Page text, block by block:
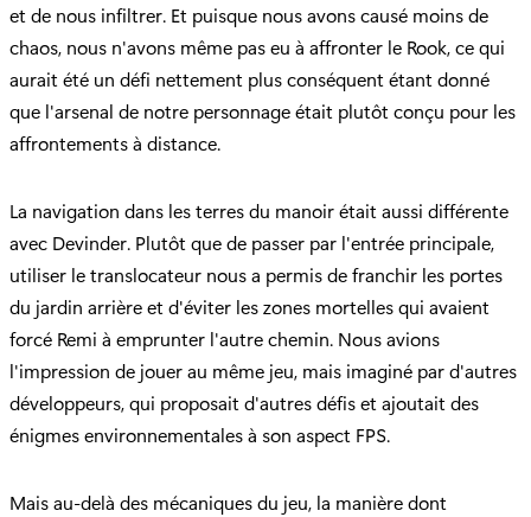
et de nous infiltrer. Et puisque nous avons causé moins de
chaos, nous n'avons même pas eu à affronter le Rook, ce qui
aurait été un défi nettement plus conséquent étant donné
que l'arsenal de notre personnage était plutôt conçu pour les
affrontements à distance.
La navigation dans les terres du manoir était aussi différente
avec Devinder. Plutôt que de passer par l'entrée principale,
utiliser le translocateur nous a permis de franchir les portes
du jardin arrière et d'éviter les zones mortelles qui avaient
forcé Remi à emprunter l'autre chemin. Nous avions
l'impression de jouer au même jeu, mais imaginé par d'autres
développeurs, qui proposait d'autres défis et ajoutait des
énigmes environnementales à son aspect FPS.
Mais au-delà des mécaniques du jeu, la manière dont